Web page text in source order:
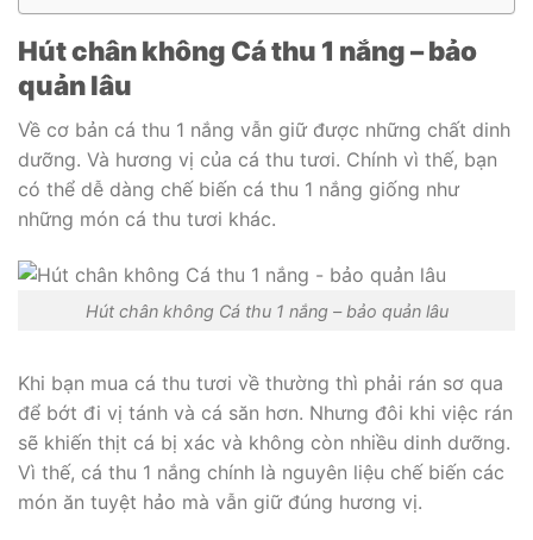
Hút chân không Cá thu 1 nắng – bảo
quản lâu
Về cơ bản cá thu 1 nắng vẫn giữ được những chất dinh
dưỡng. Và hương vị của cá thu tươi. Chính vì thế, bạn
có thể dễ dàng chế biến cá thu 1 nắng giống như
những món cá thu tươi khác.
Hút chân không Cá thu 1 nắng – bảo quản lâu
Khi bạn mua cá thu tươi về thường thì phải rán sơ qua
để bớt đi vị tánh và cá săn hơn. Nhưng đôi khi việc rán
sẽ khiến thịt cá bị xác và không còn nhiều dinh dưỡng.
Vì thế, cá thu 1 nắng chính là nguyên liệu chế biến các
món ăn tuyệt hảo mà vẫn giữ đúng hương vị.